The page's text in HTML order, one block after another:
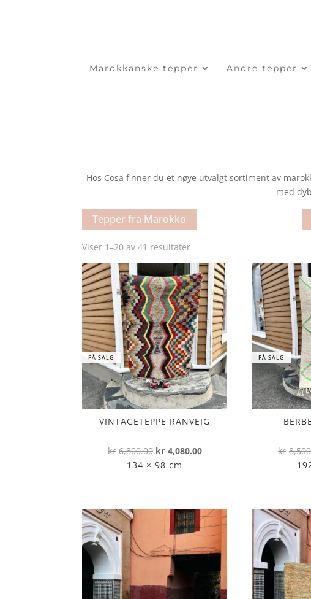
Marokkanske tepper Andre tepper
Hos Cosa finner du et nøye utvalgt sortiment av
med
Tepper fra Marokko
Viser 1–20 av 41 resultaterSortert
etter
nyeste
PÅ SALG
VINTAGETEPPE RANVEIG
kr 6,800.00 Opprinnelig
pris
kr 4,080.00Nåværende
134 × 98 cm
PÅ SALG
kr